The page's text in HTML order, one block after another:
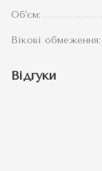
Об'єм:
Вікові обмеження:
Відгуки